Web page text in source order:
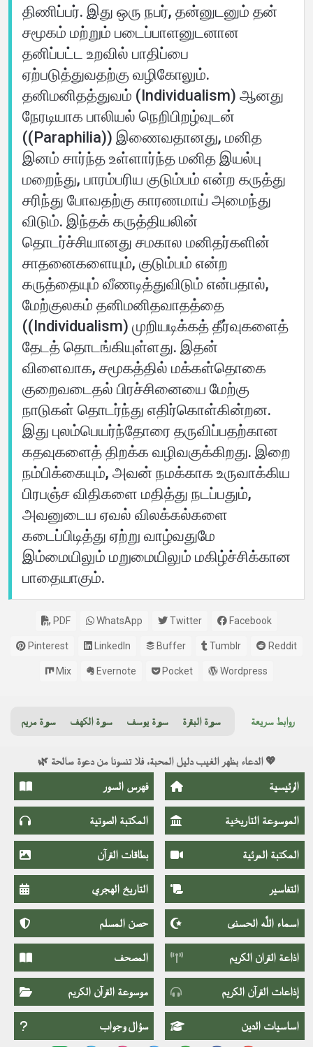
திணிப்பர். இது ஒரு நபர், தன்னுடனும் தன்
சமூகம் மற்றும் படைப்பாளனுடனான
தனிப்பட்ட உறவில் பாதிப்பை
ஏற்படுத்துவதற்கு வழிகோலும்.
தனிமனிதத்துவம் (Individualism) ஆனது
நேரடியாக பாலியல் நெறிபிறழ்வுடன்
((Paraphilia)) இணைவதானது, மனித
இனம் சார்ந்த உள்ளார்ந்த மனித இயல்பு
மறைந்து, பாரம்பரிய குடும்பம் என்ற கருத்து
சரிந்து போவதற்கு காரணமாய் அமைந்து
விடும். இந்தக் கருத்தியலின்
தொடர்ச்சியானது சமகால மனிதர்களின்
சாதனைகளையும், குடும்பம் என்ற
கருத்தையும் வீணடித்துவிடும் என்பதால்,
மேற்குலகம் தனிமனிதவாதத்தை
((Individualism) முறியடிக்கத் தீர்வுகளைத்
தேடத் தொடங்கியுள்ளது. இதன்
விளைவாக, சமூகத்தில் மக்கள்தொகை
குறைவடைதல் பிரச்சினையை மேற்கு
நாடுகள் தொடர்ந்து எதிர்கொள்கின்றன.
இது புலம்பெயர்ந்தோரை தருவிப்பதற்கான
கதவுகளைத் திறக்க வழிவகுக்கிறது. இறை
நம்பிக்கையும், அவன் நமக்காக உருவாக்கிய
பிரபஞ்ச விதிகளை மதித்து நடப்பதும்,
அவனுடைய ஏவல் விலக்கல்களை
கடைப்பிடித்து ஏற்று வாழ்வதுமே
இம்மையிலும் மறுமையிலும் மகிழ்ச்சிக்கான
பாதையாகும்.
PDF WhatsApp Twitter Facebook
Pinterest LinkedIn Buffer Tumblr Reddit
Mix Evernote Pocket Wordpress
روابط سريعة سورة البقرة سورة يوسف سورة الكهف سورة مريم
💖 الدعاء بظهر الغيب دليل المحبة، فلا تنسونا من دعوة صالحة 🌿
الرئيسية فهرس السور
الموسوعة التاريخية المكتبة الصوتية
المكتبة المرئية بطاقات القرآن
التفاسير التاريخ الهجري
اسماء اللَّٰه الحسنى حصن المسلم
اذاعة القران الكريم المصحف
إذاعات القرآن الكريم موسوعة القرآن الكريم
اساسيات الدين سؤال وجواب